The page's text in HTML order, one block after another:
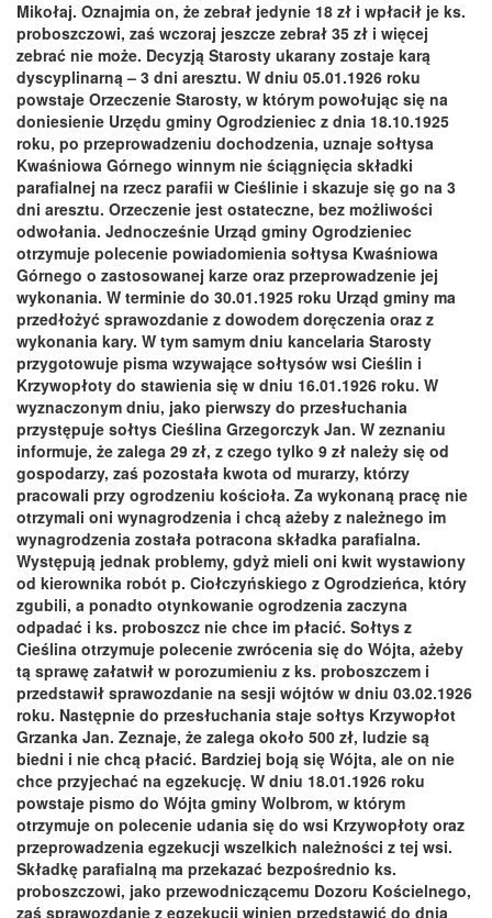
Mikołaj. Oznajmia on, że zebrał jedynie 18 zł i wpłacił je ks.
proboszczowi, zaś wczoraj jeszcze zebrał 35 zł i więcej
zebrać nie może. Decyzją Starosty ukarany zostaje karą
dyscyplinarną – 3 dni aresztu. W dniu 05.01.1926 roku
powstaje Orzeczenie Starosty, w którym powołując się na
doniesienie Urzędu gminy Ogrodzieniec z dnia 18.10.1925
roku, po przeprowadzeniu dochodzenia, uznaje sołtysa
Kwaśniowa Górnego winnym nie ściągnięcia składki
parafialnej na rzecz parafii w Cieślinie i skazuje się go na 3
dni aresztu. Orzeczenie jest ostateczne, bez możliwości
odwołania. Jednocześnie Urząd gminy Ogrodzieniec
otrzymuje polecenie powiadomienia sołtysa Kwaśniowa
Górnego o zastosowanej karze oraz przeprowadzenie jej
wykonania. W terminie do 30.01.1925 roku Urząd gminy ma
przedłożyć sprawozdanie z dowodem doręczenia oraz z
wykonania kary. W tym samym dniu kancelaria Starosty
przygotowuje pisma wzywające sołtysów wsi Cieślin i
Krzywopłoty do stawienia się w dniu 16.01.1926 roku. W
wyznaczonym dniu, jako pierwszy do przesłuchania
przystępuje sołtys Cieślina Grzegorczyk Jan. W zeznaniu
informuje, że zalega 29 zł, z czego tylko 9 zł należy się od
gospodarzy, zaś pozostała kwota od murarzy, którzy
pracowali przy ogrodzeniu kościoła. Za wykonaną pracę nie
otrzymali oni wynagrodzenia i chcą ażeby z należnego im
wynagrodzenia została potracona składka parafialna.
Występują jednak problemy, gdyż mieli oni kwit wystawiony
od kierownika robót p. Ciołczyńskiego z Ogrodzieńca, który
zgubili, a ponadto otynkowanie ogrodzenia zaczyna
odpadać i ks. proboszcz nie chce im płacić. Sołtys z
Cieślina otrzymuje polecenie zwrócenia się do Wójta, ażeby
tą sprawę załatwił w porozumieniu z ks. proboszczem i
przedstawił sprawozdanie na sesji wójtów w dniu 03.02.1926
roku. Następnie do przesłuchania staje sołtys Krzywopłot
Grzanka Jan. Zeznaje, że zalega około 500 zł, ludzie są
biedni i nie chcą płacić. Bardziej boją się Wójta, ale on nie
chce przyjechać na egzekucję. W dniu 18.01.1926 roku
powstaje pismo do Wójta gminy Wolbrom, w którym
otrzymuje on polecenie udania się do wsi Krzywopłoty oraz
przeprowadzenia egzekucji wszelkich należności z tej wsi.
Składkę parafialną ma przekazać bezpośrednio ks.
proboszczowi, jako przewodniczącemu Dozoru Kościelnego,
zaś sprawozdanie z egzekucji winien przedstawić do dnia